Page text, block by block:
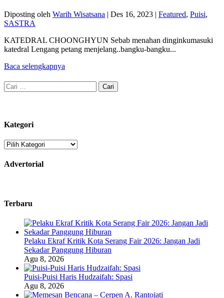
Diposting oleh Warih Wisatsana | Des 16, 2023 | Featured, Puisi,
SASTRA
KATEDRAL CHOONGHYUN Sebab menahan dinginkumasuki
katedral Lengang petang menjelang..bangku-bangku...
Baca selengkapnya
Cari
untuk:
Kategori
Kategori
Advertorial
Terbaru
Pelaku Ekraf Kritik Kota Serang Fair 2026: Jangan Jadi
Sekadar Panggung Hiburan
Agu 8, 2026
Puisi-Puisi Haris Hudzaifah: Spasi
Agu 8, 2026